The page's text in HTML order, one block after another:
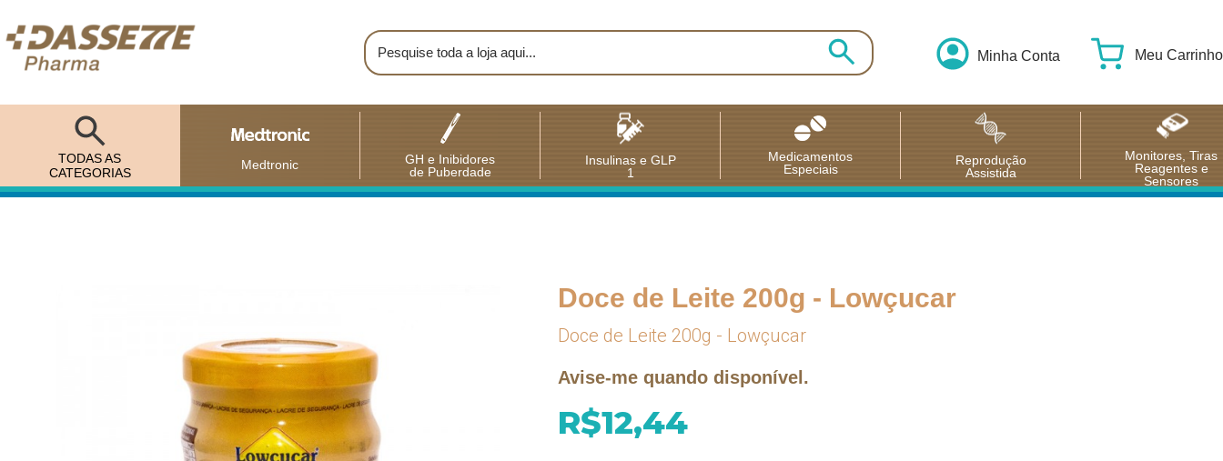
Minha Conta Meu Carrinho
TODAS AS
CATEGORIAS
Medtronic
GH e Inibidores
de Puberdade
Insulinas e GLP
1
Medicamentos
Especiais
Reprodução
Assistida
Monitores, Tiras
Reagentes e
Sensores
Doce de Leite 200g - Lowçucar
Doce de Leite 200g - Lowçucar
Avise-me quando disponível.
R$12,44